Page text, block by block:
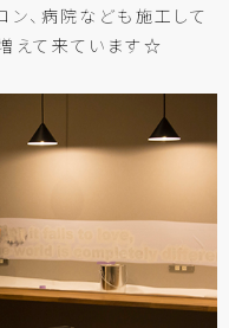
ン、病院なども施工して
えて来ています☆